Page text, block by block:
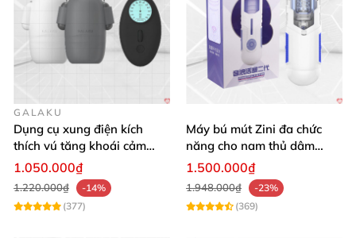
GALAKU
Dụng cụ xung điện kích
thích vú tăng khoái cảm
bạo dâm
1.050.000₫
1.220.000₫
-14%
(377)
Máy bú mút Zini đa chức
năng cho nam thủ dâm
silicon mềm mại
1.500.000₫
1.948.000₫
-23%
(369)